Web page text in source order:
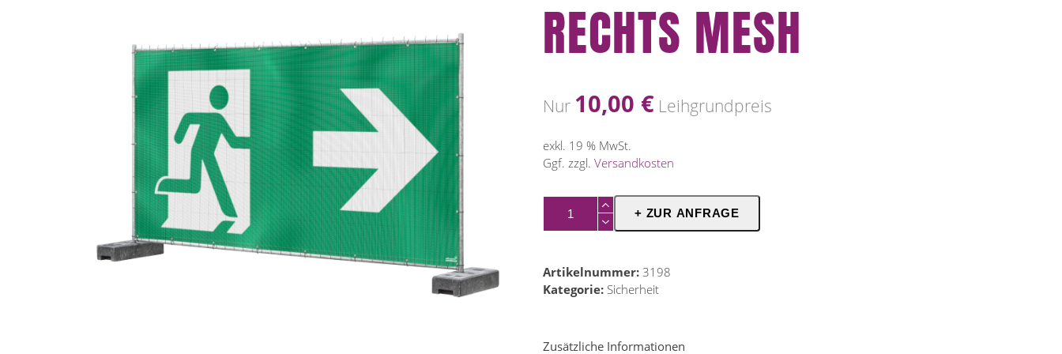
RECHTS MESH
Nur 10,00 € Leihgrundpreis
exkl. 19 % MwSt.
Ggf. zzgl. Versandkosten
Notausgang
Menge
+ ZUR ANFRAGE
Artikelnummer: 3198
Kategorie: Sicherheit
Zusätzliche Informationen